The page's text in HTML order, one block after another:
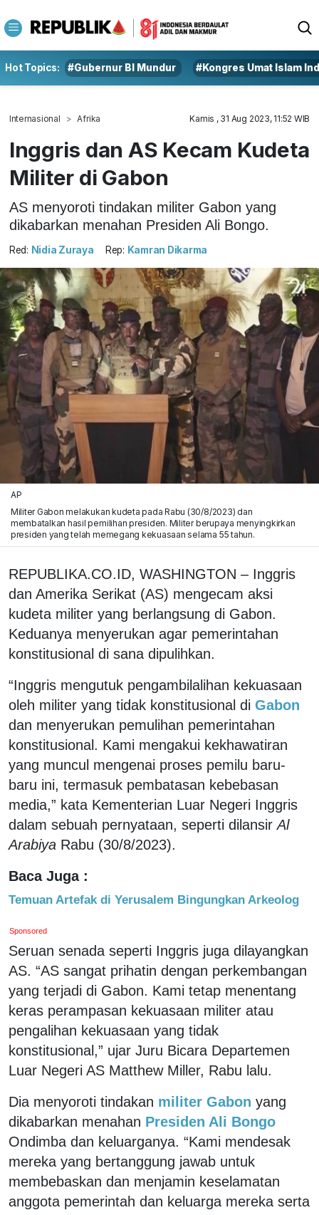
Hot Topics: #Gubernur BI Mundur #Kongres Umat Islam
Internasional Afrika Kamis , 31 Aug 2023, 11:52 WIB
Inggris dan AS Kecam Kudeta
Militer di Gabon
AS menyoroti tindakan militer Gabon yang
dikabarkan menahan Presiden Ali Bongo.
Red: Nidia Zuraya Rep: Kamran Dikarma
AP
Militer Gabon melakukan kudeta pada Rabu (30/8/2023) dan
membatalkan hasil pemilihan presiden. Militer berupaya menyingkirkan
presiden yang telah memegang kekuasaan selama 55 tahun.
REPUBLIKA.CO.ID, WASHINGTON – Inggris
dan Amerika Serikat (AS) mengecam aksi
kudeta militer yang berlangsung di Gabon.
Keduanya menyerukan agar pemerintahan
konstitusional di sana dipulihkan.
“Inggris mengutuk pengambilalihan kekuasaan
oleh militer yang tidak konstitusional di Gabon
dan menyerukan pemulihan pemerintahan
konstitusional. Kami mengakui kekhawatiran
yang muncul mengenai proses pemilu baru-
baru ini, termasuk pembatasan kebebasan
media,” kata Kementerian Luar Negeri Inggris
dalam sebuah pernyataan, seperti dilansirAl
Arabiya Rabu (30/8/2023).
Baca Juga :
Temuan Artefak di Yerusalem Bingungkan Arkeolog
Sponsored
Seruan senada seperti Inggris juga dilayangkan
AS. “AS sangat prihatin dengan perkembangan
yang terjadi di Gabon. Kami tetap menentang
keras perampasan kekuasaan militer atau
pengalihan kekuasaan yang tidak
konstitusional,” ujar Juru Bicara Departemen
Luar Negeri AS Matthew Miller, Rabu lalu.
Dia menyoroti tindakan militer Gabon yang
dikabarkan menahan Presiden Ali Bongo
Ondimba dan keluarganya. “Kami mendesak
mereka yang bertanggung jawab untuk
membebaskan dan menjamin keselamatan
anggota pemerintah dan keluarga mereka serta